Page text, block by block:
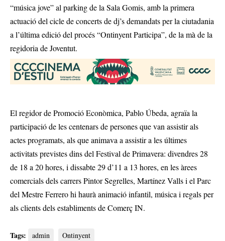
“música jove” al parking de la Sala Gomis, amb la primera
actuació del cicle de concerts de dj’s demandats per la ciutadania
a l’última edició del procés “Ontinyent Participa”, de la mà de la
regidoria de Joventut.
El regidor de Promoció Econòmica, Pablo Úbeda, agraïa la
participació de les centenars de persones que van assistir als
actes programats, als que animava a assistir a les últimes
activitats previstes dins del Festival de Primavera: divendres 28
de 18 a 20 hores, i dissabte 29 d’11 a 13 hores, en les àrees
comercials dels carrers Pintor Segrelles, Martínez Valls i el Parc
del Mestre Ferrero hi haurà animació infantil, música i regals per
als clients dels establiments de Comerç IN.
Tags: admin Ontinyent